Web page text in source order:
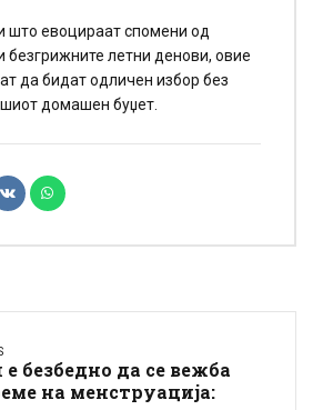
што евоцираат спомени од
безгрижните летни денови, овие
да бидат одличен избор без
домашен буџет.
безбедно да се вежба
на менструација: